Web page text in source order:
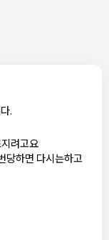
.
가요?
려고요
당하면 다시는하고